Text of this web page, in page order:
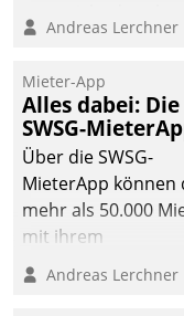
Cockpit für mobile
Datatrain. Die
Wohnungsbau-
Immobilien GmbH
sich dabei für den
der Lösung über die
Cloud Platform
entschieden - als
Unternehmen am
Andreas Lerchner
Mieter-App
Alles dabei:
SWSG-
Über die SWSG-
MieterApp können
mehr als 50.000
mit ihrem
kommunizieren, auf
Andreas Lerchner